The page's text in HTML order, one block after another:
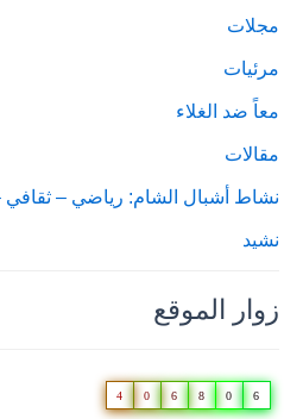
مجلات
مرئيات
معاً ضد الغلاء
مقالات
نشاط أشبال الشام: رياضي – ثقافي
نشيد
زوار الموقع
4 0 6 8 0 6